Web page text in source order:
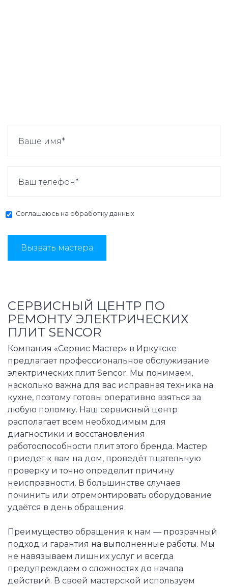
Соглашаюсь на обработку данных
Вызвать мастера
СЕРВИСНЫЙ ЦЕНТР ПО
РЕМОНТУ ЭЛЕКТРИЧЕСКИХ
ПЛИТ SENCOR
Компания «Сервис Мастер» в Иркутске
предлагает профессиональное обслуживание
электрических плит Sencor. Мы понимаем,
насколько важна для вас исправная техника на
кухне, поэтому готовы оперативно взяться за
любую поломку. Наш сервисный центр
располагает всем необходимым для
диагностики и восстановления
работоспособности плит этого бренда. Мастер
приедет к вам на дом, проведёт тщательную
проверку и точно определит причину
неисправности. В большинстве случаев
починить или отремонтировать оборудование
удаётся в день обращения.
Преимущество обращения к нам — прозрачный
подход и гарантия на выполненные работы. Мы
не навязываем лишних услуг и всегда
предупреждаем о сложностях до начала
действий. В своей мастерской используем